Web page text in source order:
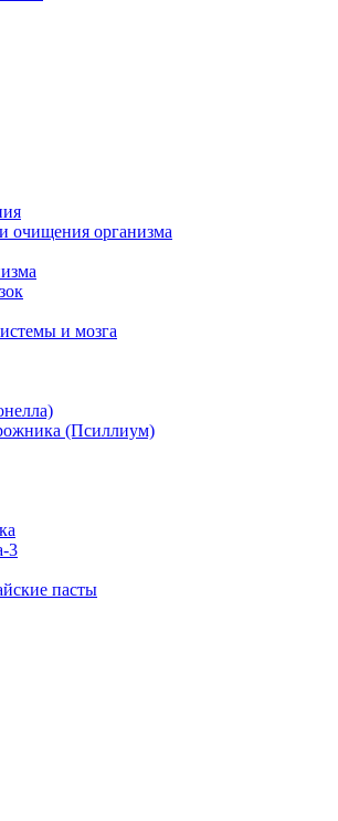
очищения организма
и мозга
(Псиллиум)
3
пасты